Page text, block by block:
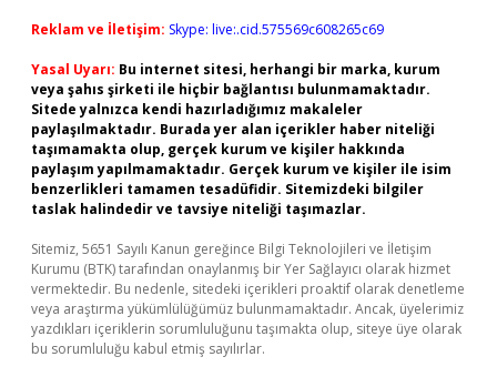
Reklam ve İletişim: Skype: live:.cid.575569c608265c69
Yasal Uyarı: Bu internet sitesi, herhangi bir marka, kurum
veya şahıs şirketi ile hiçbir bağlantısı bulunmamaktadır.
Sitede yalnızca kendi hazırladığımız makaleler
paylaşılmaktadır. Burada yer alan içerikler haber niteliği
taşımamakta olup, gerçek kurum ve kişiler hakkında
paylaşım yapılmamaktadır. Gerçek kurum ve kişiler ile isim
benzerlikleri tamamen tesadüfidir. Sitemizdeki bilgiler
taslak halindedir ve tavsiye niteliği taşımazlar.
Sitemiz, 5651 Sayılı Kanun gereğince Bilgi Teknolojileri ve İletişim
Kurumu (BTK) tarafından onaylanmış bir Yer Sağlayıcı olarak hizmet
vermektedir. Bu nedenle, sitedeki içerikleri proaktif olarak denetleme
veya araştırma yükümlülüğümüz bulunmamaktadır. Ancak, üyelerimiz
yazdıkları içeriklerin sorumluluğunu taşımakta olup, siteye üye olarak
bu sorumluluğu kabul etmiş sayılırlar.